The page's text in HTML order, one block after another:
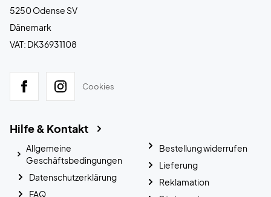
5250 Odense SV
Dänemark
VAT: DK36931108
Cookies
Hilfe & Kontakt
Allgemeine
Geschäftsbedingungen
Datenschutzerklärung
FAQ
Bestellung widerrufen
Lieferung
Reklamation